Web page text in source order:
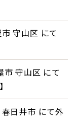
守山区 にて
守山区 にて
日井市 にて外